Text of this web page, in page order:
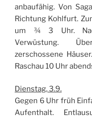
anbaufähig. Von
Richtung Kohlfurt.
um ¾ 3 Uhr.
Verwüstung.
zerschossene
Raschau 10 Uhr
Dienstag, 3.9.
Gegen 6 Uhr früh
Aufenthalt.